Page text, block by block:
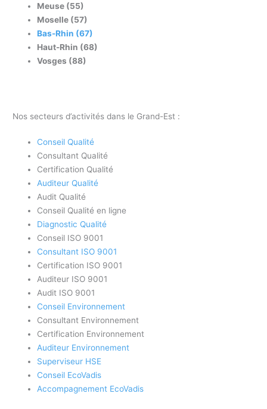
Meuse (55)
Moselle (57)
Bas-Rhin (67)
Haut-Rhin (68)
Vosges (88)
Nos secteurs d’activités dans le Grand-Est :
Conseil Qualité
Consultant Qualité
Certification Qualité
Auditeur Qualité
Audit Qualité
Conseil Qualité en ligne
Diagnostic Qualité
Conseil ISO 9001
Consultant ISO 9001
Certification ISO 9001
Auditeur ISO 9001
Audit ISO 9001
Conseil Environnement
Consultant Environnement
Certification Environnement
Auditeur Environnement
Superviseur HSE
Conseil EcoVadis
Accompagnement EcoVadis